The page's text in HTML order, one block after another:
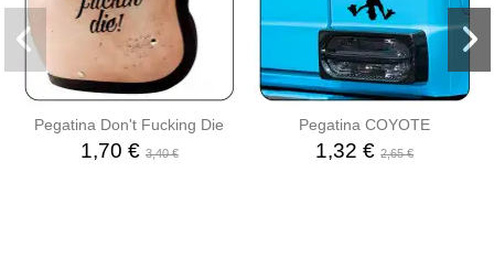
Pegatina Don't Fucking Die
1,70 € 3,40 €
Pegatina COYOTE
1,32 €2,65 €